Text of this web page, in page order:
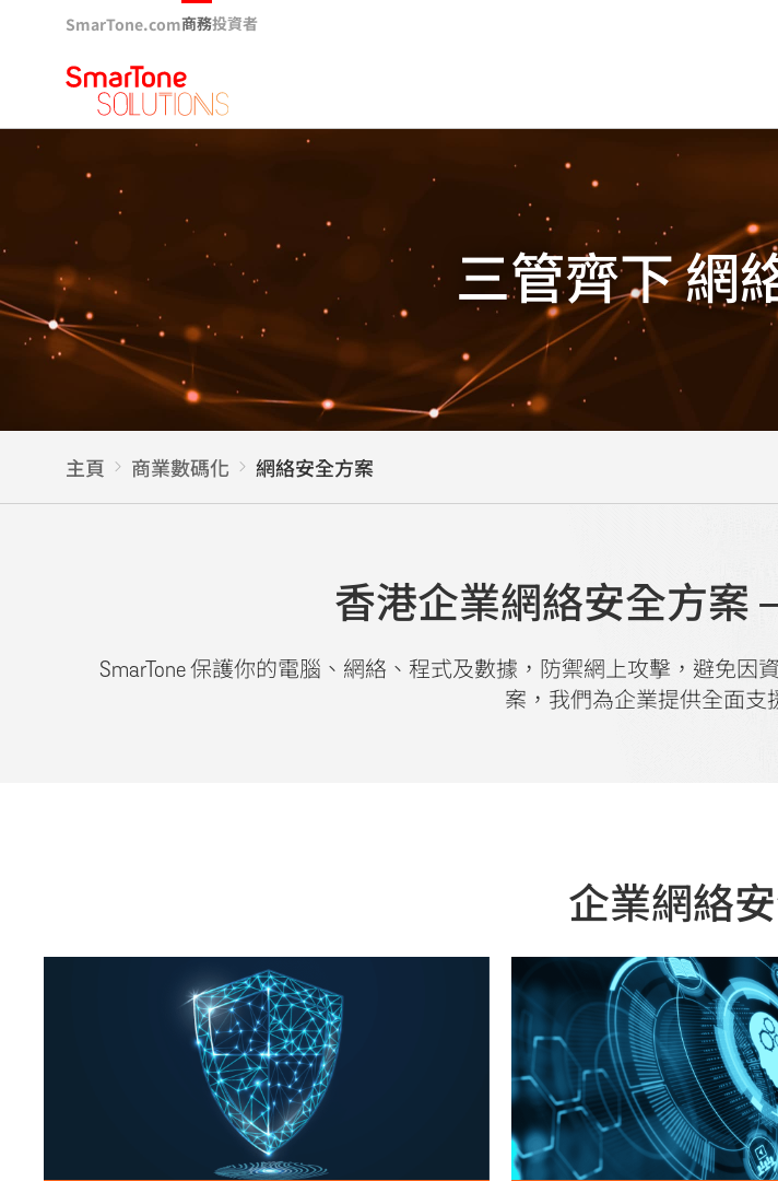
SmarTone.com商務投資者
三管齊下 網
主頁 商業數碼化 網絡安全方案
香港企業網絡安全方案
SmarTone 保護你的電腦、網絡、程式及數據，防禦網上攻擊，避免
案，我們為企業提供全面支
企業網絡